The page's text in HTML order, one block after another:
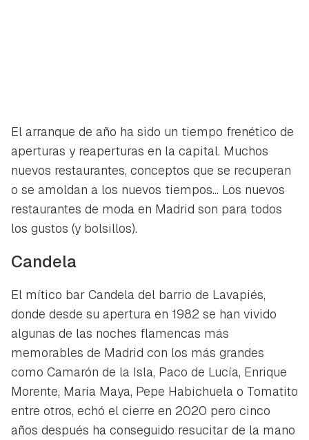
El arranque de año ha sido un tiempo frenético de
aperturas y reaperturas en la capital. Muchos
nuevos restaurantes, conceptos que se recuperan
o se amoldan a los nuevos tiempos... Los nuevos
restaurantes de moda en Madrid son para todos
los gustos (y bolsillos).
Candela
El mítico bar Candela del barrio de Lavapiés,
donde desde su apertura en 1982 se han vivido
algunas de las noches flamencas más
memorables de Madrid con los más grandes
como Camarón de la Isla, Paco de Lucía, Enrique
Morente, María Maya, Pepe Habichuela o Tomatito
entre otros, echó el cierre en 2020 pero cinco
años después ha conseguido resucitar de la mano